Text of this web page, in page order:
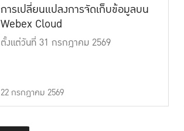
การเปลี่ยนแปลงการจัดเก็บข้อมูลบน
Webex Cloud
ตั้งแต่วันที่ 31 กรกฎาคม 2569
22 กรกฎาคม 2569